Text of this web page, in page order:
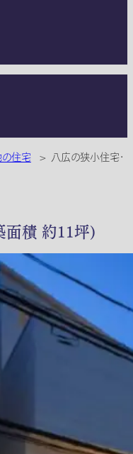
の住宅 > 八広の狭小住宅・
面積 約11坪)